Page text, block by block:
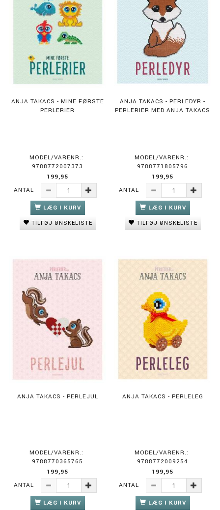
ANJA TAKACS - MINE FØRSTE
PERLERIER
MODEL/VARENR.:
9788772007373
199,95
ANTAL
LÆG I KURV
TILFØJ ØNSKELISTE
ANJA TAKACS - PERLEDYR -
PERLERIER MED ANJA TAKACS
MODEL/VARENR.:
9788771805796
199,95
ANTAL
LÆG I KURV
TILFØJ ØNSKELISTE
ANJA TAKACS - PERLEJUL
MODEL/VARENR.:
9788770365765
199,95
ANTAL
LÆG I KURV
ANJA TAKACS - PERLELEG
MODEL/VARENR.:
9788772009254
199,95
ANTAL
LÆG I KURV